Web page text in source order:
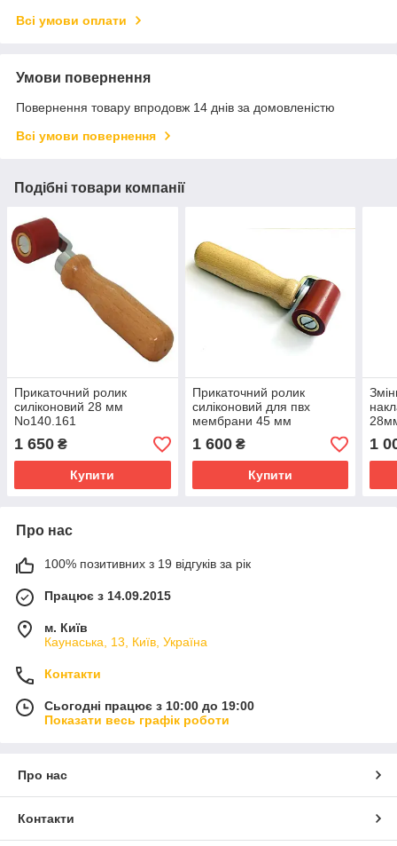
Всі умови оплати
Умови повернення
Повернення товару впродовж 14 днів за домовленістю
Всі умови повернення
Подібні товари компанії
Прикаточний ролик
силіконовий 28 мм
No140.161
1 650 ₴
Купити
Прикаточний ролик
силіконовий для пвх
мембрани 45 мм
1 600₴
Купити
1
Про нас
100% позитивних з 19 відгуків за рік
Працює з 14.09.2015
м. Київ
Каунаська, 13, Київ, Україна
Контакти
Сьогодні працює з 10:00 до 19:00
Показати весь графік роботи
Про нас
Контакти